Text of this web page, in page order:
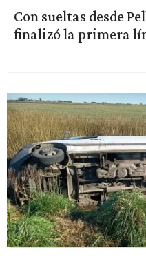
Con sueltas desde
finalizó la primera